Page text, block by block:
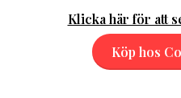
Klicka här för att
Köp hos